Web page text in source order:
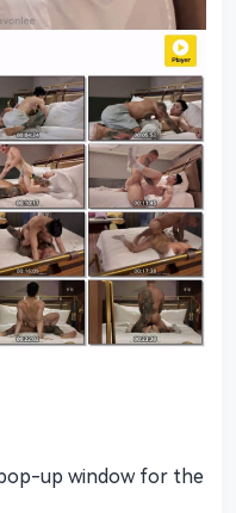
up window for the